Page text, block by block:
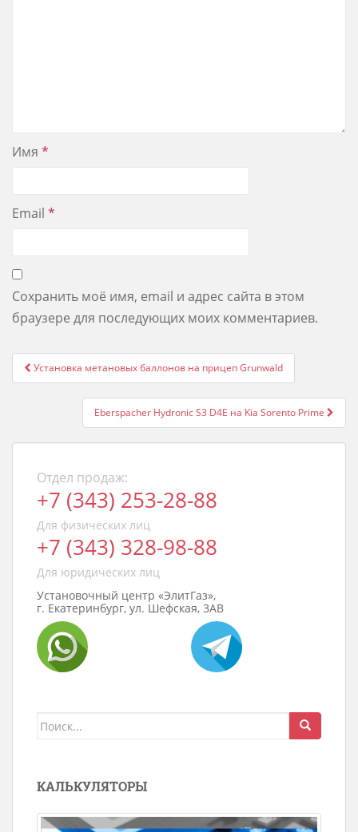
Имя *
Email *
Сохранить моё имя, email и адрес сайта в этом
браузере для последующих моих комментариев.
Post
navigation
Установка метановых баллонов на прицеп Grunwald
Eberspacher Hydronic S3 D4Е на Kia Sorento Prime
Отдел продаж:
+7 (343) 253-28-88
Для физических лиц
+7 (343) 328-98-88
Для юридических лиц
Установочный центр «ЭлитГаз»,
г. Екатеринбург, ул. Шефская, 3АВ
Поиск
КАЛЬКУЛЯТОРЫ